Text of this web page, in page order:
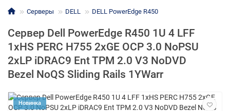
Серверы DELL DELL PowerEdge R450
Сервер Dell PowerEdge R450 1U 4 LFF
1xHS PERC H755 2xGE OCP 3.0 NoPSU
2xLP iDRAC9 Ent TPM 2.0 V3 NoDVD
Bezel NoQS Sliding Rails 1YWarr
Новинка